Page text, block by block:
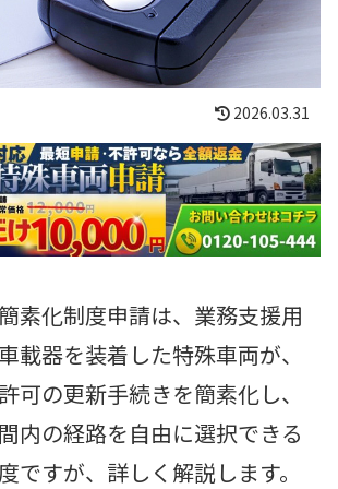
2026.03.31
素化制度申請は、業務支援用
載器を装着した特殊車両が、
可の更新手続きを簡素化し、
内の経路を自由に選択できる
ですが、詳しく解説します。